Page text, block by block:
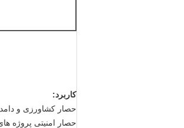
کاربرد:
حصار کشاورزی و
حصار امنیتی پروژه